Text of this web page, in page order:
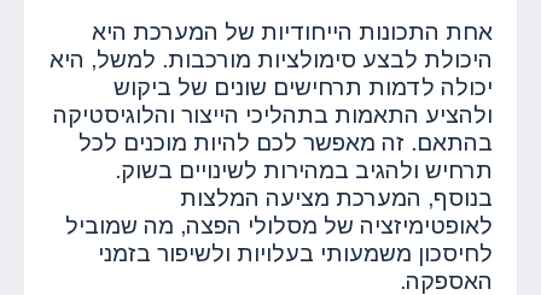
אחת התכונות הייחודיות של המערכת היא
היכולת לבצע סימולציות מורכבות. למשל, היא
יכולה לדמות תרחישים שונים של ביקוש
ולהציע התאמות בתהליכי הייצור והלוגיסטיקה
בהתאם. זה מאפשר לכם להיות מוכנים לכל
תרחיש ולהגיב במהירות לשינויים בשוק.
בנוסף, המערכת מציעה המלצות
לאופטימיזציה של מסלולי הפצה, מה שמוביל
לחיסכון משמעותי בעלויות ולשיפור בזמני
האספקה.